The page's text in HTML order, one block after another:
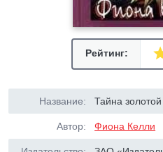
Рейтинг:
Название: Тайна
Автор: Фиона Келли